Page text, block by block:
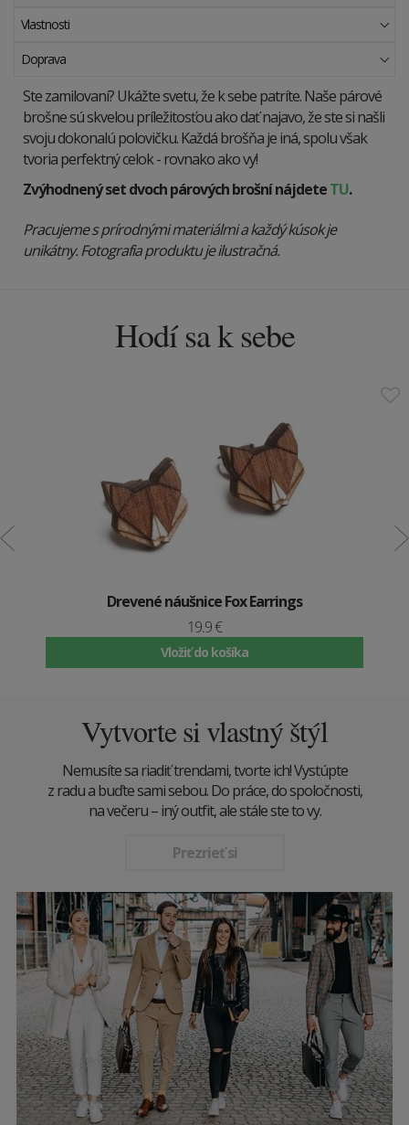
Vlastnosti
Doprava
Ste zamilovaní? Ukážte svetu, že k sebe patríte. Naše párové
brošne sú skvelou príležitosťou ako dať najavo, že ste si našli
svoju dokonalú polovičku. Každá brošňa je iná, spolu však
tvoria perfektný celok - rovnako ako vy!
Zvýhodnený set dvoch párových brošní nájdeteTU.
Pracujeme s prírodnými materiálmi a každý kúsok je
unikátny. Fotografia produktu je ilustračná.
Hodí sa k sebe
Drevené náušnice Fox Earrings
19.9 €
Vložiť do košíka
Vytvorte si vlastný štýl
Nemusíte sa riadiť trendami, tvorte ich! Vystúpte
z radu a buďte sami sebou. Do práce, do spoločnosti,
na večeru – iný outfit, ale stále ste to vy.
Prezrieť si